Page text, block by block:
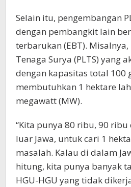
Selain itu, pengembangan
dengan pembangkit lain
terbarukan (EBT).
Tenaga Surya (PLTS) yang
dengan kapasitas total 100
membutuhkan 1 hektare
megawatt (MW).
“Kita punya 80 ribu, 90 ribu
luar Jawa, untuk cari 1
masalah. Kalau di dalam
hitung, kita punya banyak
HGU-HGU yang tidak